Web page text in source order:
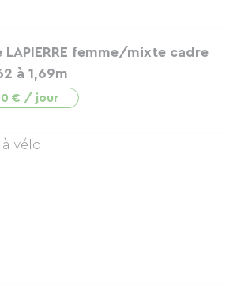
femme/mixte cadre
à 1,69m
€ / jour